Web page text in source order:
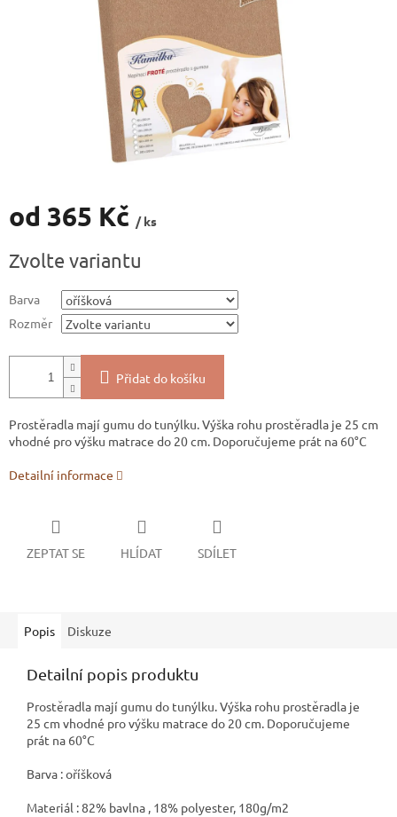
od 365 Kč / ks
cena:
Zvolte variantu
Barva
Rozměr
Přidat do košíku
Prostěradla mají gumu do tunýlku. Výška rohu prostěradla je 25 cm
vhodné pro výšku matrace do 20 cm. Doporučujeme prát na 60°C
Detailní informace
ZEPTAT SE HLÍDAT SDÍLET
Popis Diskuze
Detailní popis produktu
Prostěradla mají gumu do tunýlku. Výška rohu prostěradla je
25 cm vhodné pro výšku matrace do 20 cm. Doporučujeme
prát na 60°C
Barva : oříšková
Materiál : 82% bavlna , 18% polyester, 180g/m2